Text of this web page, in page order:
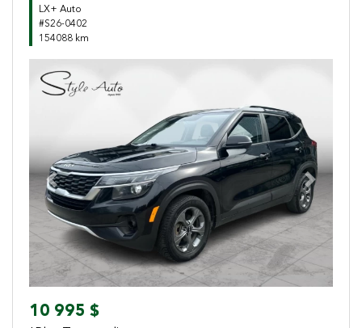
LX+ Auto
#S26-0402
154088 km
Previous Next
10 995 $